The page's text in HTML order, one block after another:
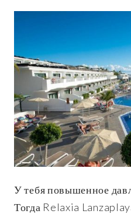
У тебя повышенное
Тогда Relaxia